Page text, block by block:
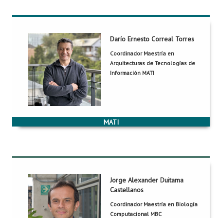
Darío Ernesto Correal Torres
Coordinador Maestría en
Arquitecturas de Tecnologías de
Información MATI
Darío Ernesto Correal Torres
Oficina:
ML 745
dcorreal@uniandes.edu.co
TICSw-Tecnologías de Información y Construcción de
Software
Jorge Alexander Duitama
Castellanos
Coordinador Maestría en Biología
Computacional MBC
Jorge Alexander Duitama Castellanos
Oficina:
ML 332
ja.duitama@uniandes.edu.co
Reintegro
Retiro voluntario
Transferencia
Tarifas